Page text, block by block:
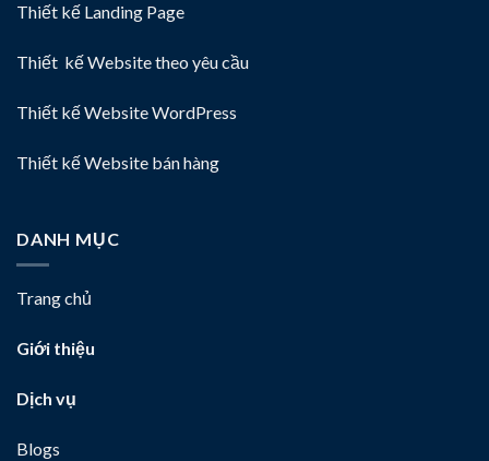
Thiết kế Landing Page
Thiết kế Website theo yêu cầu
Thiết kế Website WordPress
Thiết kế Website bán hàng
DANH MỤC
Trang chủ
Giới thiệu
Dịch vụ
Blogs